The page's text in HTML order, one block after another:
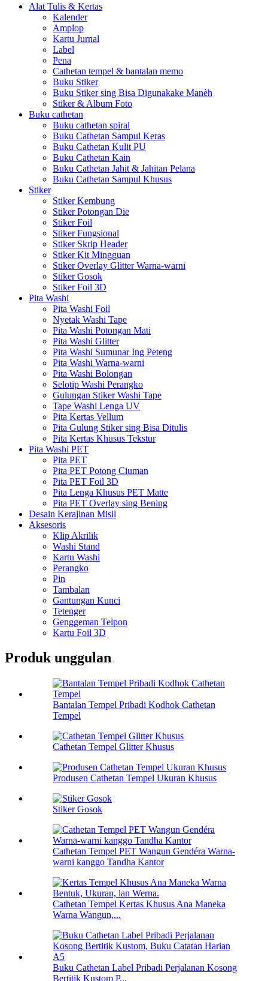
Alat Tulis & Kertas
Kalender
Amplop
Kartu Jurnal
Label
Pena
Cathetan tempel & bantalan memo
Buku Stiker
Buku Stiker sing Bisa Digunakake Manèh
Stiker & Album Foto
Buku cathetan
Buku cathetan spiral
Buku Cathetan Sampul Keras
Buku Cathetan Kulit PU
Buku Cathetan Kain
Buku Cathetan Jahit & Jahitan Pelana
Buku Cathetan Sampul Khusus
Stiker
Stiker Kembung
Stiker Potongan Die
Stiker Foil
Stiker Fungsional
Stiker Skrip Header
Stiker Kit Mingguan
Stiker Overlay Glitter Warna-warni
Stiker Gosok
Stiker Foil 3D
Pita Washi
Pita Washi Foil
Nyetak Washi Tape
Pita Washi Potongan Mati
Pita Washi Glitter
Pita Washi Sumunar Ing Peteng
Pita Washi Warna-warni
Pita Washi Bolongan
Selotip Washi Perangko
Gulungan Stiker Washi Tape
Tape Washi Lenga UV
Pita Kertas Vellum
Pita Gulung Stiker sing Bisa Ditulis
Pita Kertas Khusus Tekstur
Pita Washi PET
Pita PET
Pita PET Potong Ciuman
Pita PET Foil 3D
Pita Lenga Khusus PET Matte
Pita PET Overlay sing Bening
Desain Kerajinan Misil
Aksesoris
Klip Akrilik
Washi Stand
Kartu Washi
Perangko
Pin
Tambalan
Gantungan Kunci
Tetenger
Genggeman Telpon
Kartu Foil 3D
Produk unggulan
Bantalan Tempel Pribadi Kodhok Cathetan
Tempel
Cathetan Tempel Glitter Khusus
Produsen Cathetan Tempel Ukuran Khusus
Stiker Gosok
Cathetan Tempel PET Wangun Gendéra Warna-
warni kanggo Tandha Kantor
Cathetan Tempel Kertas Khusus Ana Maneka
Warna Wangun,...
Buku Cathetan Label Pribadi Perjalanan Kosong
Bertitik Kustom P...